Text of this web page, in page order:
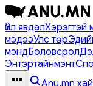
Үйл явдалХэрэгтэй
мэдээУлс төр
мэндБоловсрол
Энтэртайнмэнт
Anu.mn